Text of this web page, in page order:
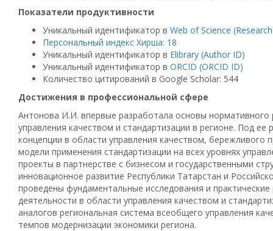
Показатели продуктивности
Уникальный идентификатор в Web of Science
Персональный индекс Хирша: 18
Уникальный идентификатор в Elibrary (Author ID)
Уникальный идентификатор в ORCID (ORCID ID)
Количество цитирований в Google Scholar: 544
Достижения в профессиональной сфере
Антонова И.И. впервые разработала основы нормативного
управления качеством и стандартизации в регионе. Под
концепции в области управления качеством, бережливого
модели применения стандартизации на всех уровнях
проекты в партнерстве с бизнесом и государственными
инновационное развитие Республики Татарстан и
проведены фундаментальные исследования и
деятельности в области управления качеством и
аналогов региональная система всеобщего управления
темпов модернизации экономики региона.